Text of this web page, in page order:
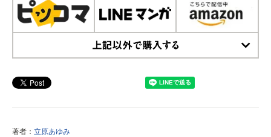
著者： 立原あゆみ